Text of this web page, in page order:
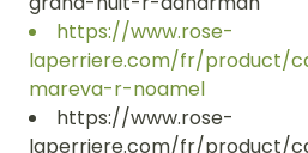
https://www.rose-
laperriere.com/fr/product/
mareva-r-noamel
https://www.rose-
laperriere.com/fr/product/